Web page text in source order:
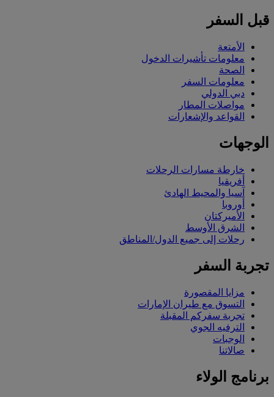
قبل السفر
الأمتعة
معلومات تأشيرات الدخول
الصحة
معلومات السفر
دبي الدولي
مواصلات المطار
القواعد والإشعارات
الوجهات
خارطة مسارات الرحلات
أفريقيا
آسيا والمحيط الهادئ
أوروبا
الأميركتان
الشرق الأوسط
رحلات إلى جميع الدول/المناطق
تجربة السفر
مزايا المقصورة
التسوق مع طيران الإمارات
تجربة سفركم المقبلة
الترفيه الجوي
الوجبات
صالاتنا
برنامج الولاء